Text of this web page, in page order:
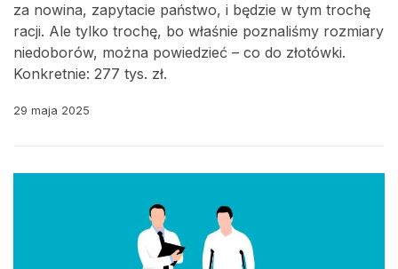
za nowina, zapytacie państwo, i będzie w tym trochę
racji. Ale tylko trochę, bo właśnie poznaliśmy rozmiary
niedoborów, można powiedzieć – co do złotówki.
Konkretnie: 277 tys. zł.
29 maja 2025